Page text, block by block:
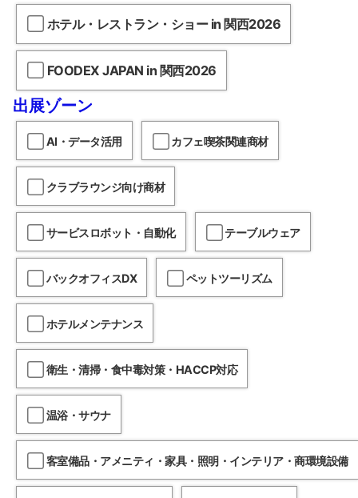
ホテル・レストラン・ショー in 関西2026
FOODEX JAPAN in 関西2026
出展ゾーン
AI・データ活用 カフェ喫茶関連商材
クラブラウンジ向け商材
サービスロボット・自動化 テーブルウェア
バックオフィスDX ペットツーリズム
ホテルメンテナンス
衛生・清掃・食中毒対策・HACCP対応
温浴・サウナ
客室備品・アメニティ・家具・照明・インテリア・商環境設備